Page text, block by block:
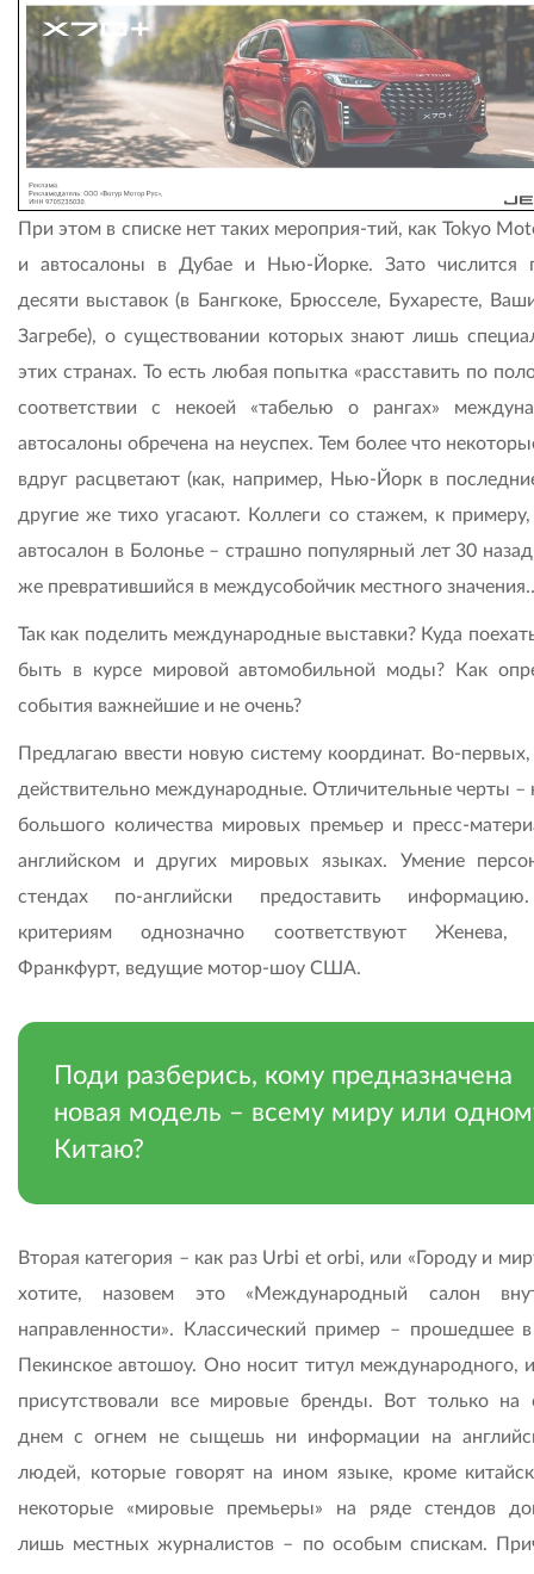
При этом в списке нет таких мероприя-тий, как Tokyo
и автосалоны в Дубае и Нью-Йорке. Зато числится
десяти выставок (в Бангкоке, Брюсселе, Бухаресте,
Загребе), о существовании которых знают лишь
этих странах. То есть любая попытка «расставить по
соответствии с некоей «табелью о рангах»
автосалоны обречена на неуспех. Тем более что
вдруг расцветают (как, например, Нью-Йорк в
другие же тихо угасают. Коллеги со стажем, к
автосалон в Болонье – страшно популярный лет 30
же превратившийся в междусобойчик местного
Так как поделить международные выставки? Куда
быть в курсе мировой автомобильной моды? Как
события важнейшие и не очень?
Предлагаю ввести новую систему координат. Во-
действительно международные. Отличительные черты –
большого количества мировых премьер и пресс-
английском и других мировых языках. Умение
стендах по-английски предоставить
критериям однозначно соответствуют Женева,
Франкфурт, ведущие мотор-шоу США.
Поди разберись, кому предназначена
новая модель – всему миру или
Китаю?
Вторая категория – как раз Urbi et orbi, или «Городу и
хотите, назовем это «Международный салон
направленности». Классический пример – прошедшее
Пекинское автошоу. Оно носит титул международного,
присутствовали все мировые бренды. Вот только на
днем с огнем не сыщешь ни информации на
людей, которые говорят на ином языке, кроме
некоторые «мировые премьеры» на ряде стендов
лишь местных журналистов – по особым спискам.